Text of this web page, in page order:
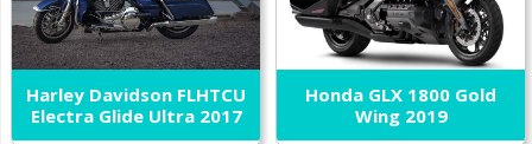
Harley Davidson FLHTCU
Electra Glide Ultra 2017
Honda GLX 1800 Gold
Wing 2019